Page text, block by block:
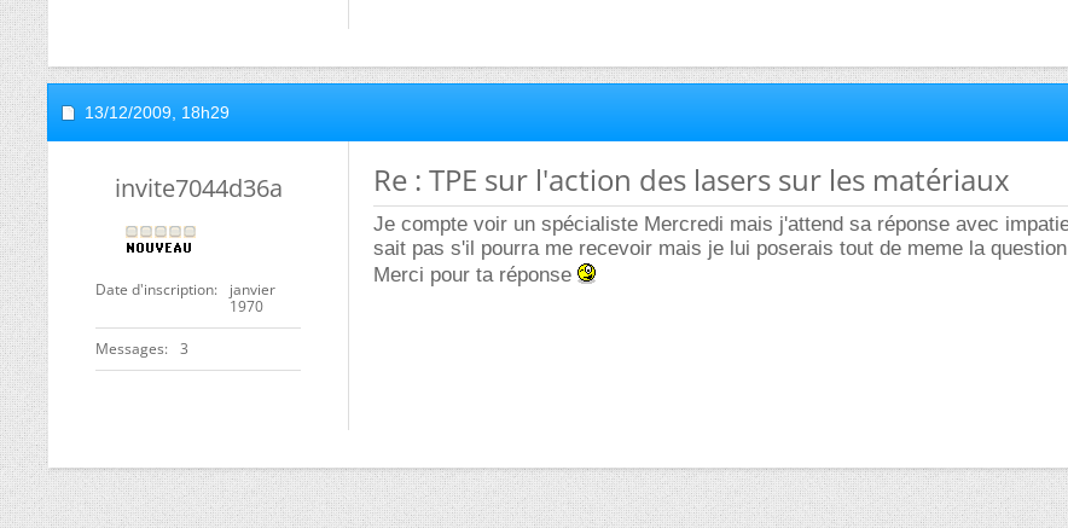
13/12/2009, 18h29
invite7044d36a
Date d'inscription
janvier
1970
Messages 3
Re : TPE sur l'action des lasers sur les matériaux
Je compte voir un spécialiste Mercredi mais j'attend sa réponse avec
sait pas s'il pourra me recevoir mais je lui poserais tout de meme la
Merci pour ta réponse